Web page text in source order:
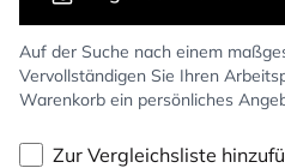
Auf der Suche nach einem
Vervollständigen Sie Ihren
Warenkorb ein persönliches
Zur Vergleichsliste